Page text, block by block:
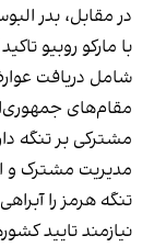
در مقابل، بدر
با مارکو روبیو
شامل دریافت
مقام‌های
مدیریت مشترک و
تنگه هرمز را
نیازمند تایید